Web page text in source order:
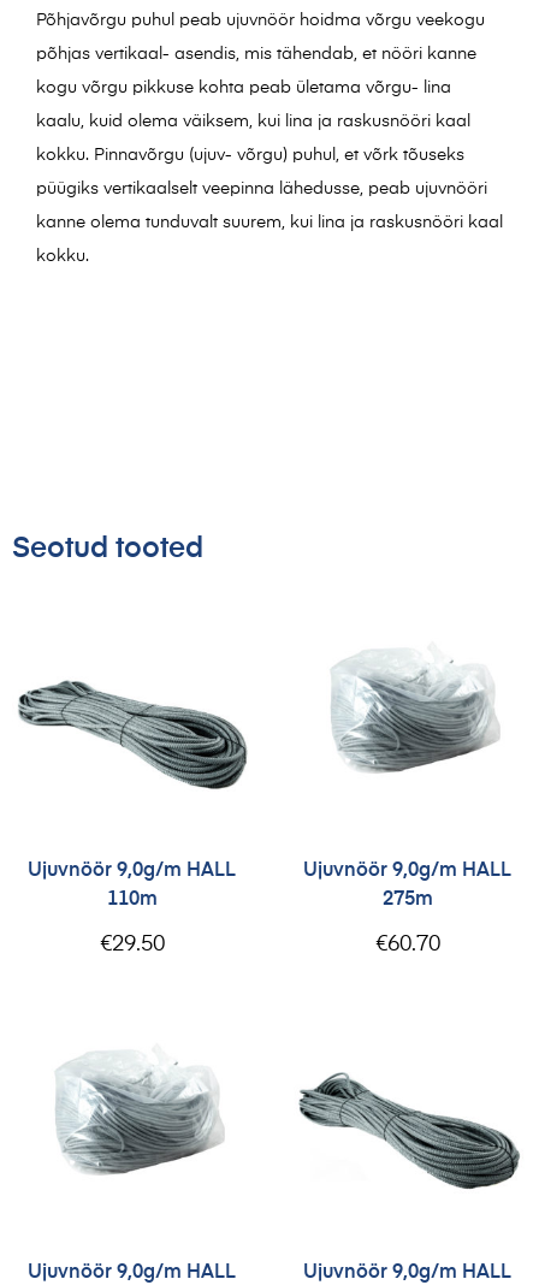
Põhjavõrgu puhul peab ujuvnöör hoidma võrgu veekogu
põhjas vertikaal- asendis, mis tähendab, et nööri kanne
kogu võrgu pikkuse kohta peab ületama võrgu- lina
kaalu, kuid olema väiksem, kui lina ja raskusnööri kaal
kokku. Pinnavõrgu (ujuv- võrgu) puhul, et võrk tõuseks
püügiks vertikaalselt veepinna lähedusse, peab ujuvnööri
kanne olema tunduvalt suurem, kui lina ja raskusnööri kaal
kokku.
Seotud tooted
Ujuvnöör 9,0g/m HALL
110m
€29.50
Ujuvnöör 9,0g/m HALL
275m
€60.70
Ujuvnöör 9,0g/m HALL
Ujuvnöör 9,0g/m HALL